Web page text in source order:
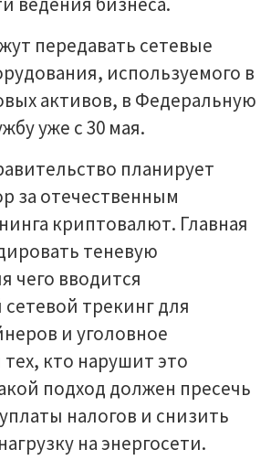
передавать сетевые
используемого в
активов, в Федеральную
уже с 30 мая.
планирует
за отечественным
криптовалют. Главная
теневую
чего вводится
трекинг для
и уголовное
тех, кто нарушит это
подход должен пресечь
налогов и снизить
на энергосети.